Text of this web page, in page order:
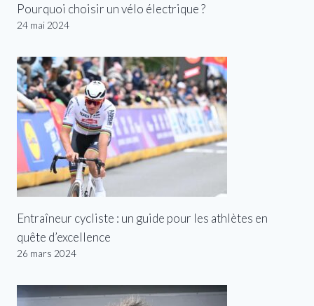
Pourquoi choisir un vélo électrique ?
24 mai 2024
Entraîneur cycliste : un guide pour les athlètes en
quête d’excellence
26 mars 2024